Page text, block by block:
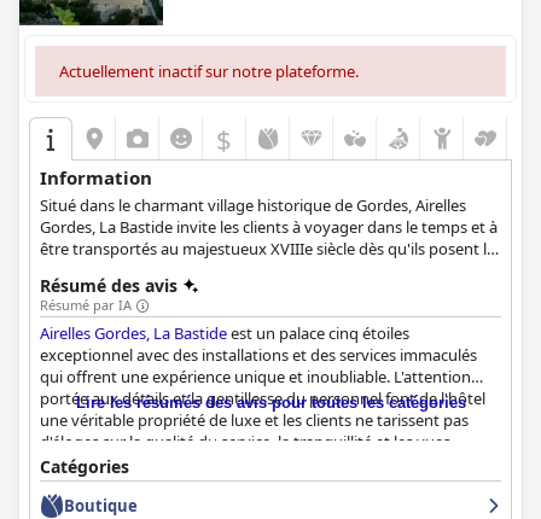
Actuellement inactif sur notre plateforme.
$
Information
Situé dans le charmant village historique de Gordes, Airelles
Gordes, La Bastide invite les clients à voyager dans le temps et à
être transportés au majestueux XVIIIe siècle dès qu'ils posent le
meubles anciens et des œuvres d'art, ainsi qu'une piscine
extérieure et un large éventail d'activités pour les enfants et les
familles, afin de rendre le séjour de chaque client vraiment
mémorable.
Résumé des avis
Résumé par IA
Airelles Gordes, La Bastideest un palace cinq étoiles
exceptionnel avec des installations et des services immaculés
qui offrent une expérience unique et inoubliable. L'attention
portée aux détails et la gentillesse du personnel font de l'hôtel
une véritable propriété de luxe et les clients ne tarissent pas
d'éloges sur la qualité du service, la tranquillité et les vues
imprenables. L'hôtel est idéalement situé pour explorer les villes
pittoresques et les attractions des environs, et la position du
restaurant permet d'organiser des dîners incroyables avec une
Lire les résumés des avis pour toutes les catégories
Catégories
Boutique